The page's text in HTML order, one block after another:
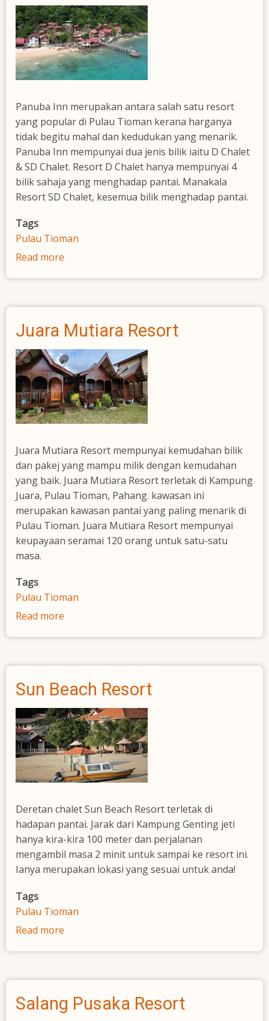
Panuba Inn merupakan antara salah satu resort
yang popular di Pulau Tioman kerana harganya
tidak begitu mahal dan kedudukan yang menarik.
Panuba Inn mempunyai dua jenis bilik iaitu D Chalet
& SD Chalet. Resort D Chalet hanya mempunyai 4
bilik sahaja yang menghadap pantai. Manakala
Resort SD Chalet, kesemua bilik menghadap pantai.
Tags
Pulau Tioman
Read more
Juara Mutiara Resort
Juara Mutiara Resort mempunyai kemudahan bilik
dan pakej yang mampu milik dengan kemudahan
yang baik. Juara Mutiara Resort terletak di Kampung
Juara, Pulau Tioman, Pahang. kawasan ini
merupakan kawasan pantai yang paling menarik di
Pulau Tioman. Juara Mutiara Resort mempunyai
keupayaan seramai 120 orang untuk satu-satu
masa.
Tags
Pulau Tioman
Read more
Sun Beach Resort
Deretan chalet Sun Beach Resort terletak di
hadapan pantai. Jarak dari Kampung Genting jeti
hanya kira-kira 100 meter dan perjalanan
mengambil masa 2 minit untuk sampai ke resort ini.
Ianya merupakan lokasi yang sesuai untuk anda!
Tags
Pulau Tioman
Read more
Salang Pusaka Resort